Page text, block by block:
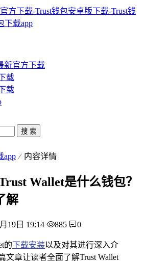
新官方下载
载
载
搜 索
app 内容详情
Wallet是什么钱包？
解
19日 19:14 885 0
的下载安装以及对其进行深入介
文章让读者全面了解Trust Wallet